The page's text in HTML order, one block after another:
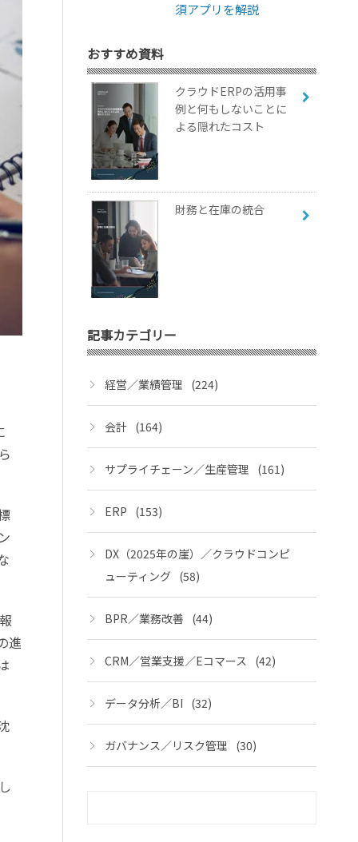
進
須アプリを解説
おすすめ資料
クラウドERPの活用事
例と何もしないことに
よる隠れたコスト
財務と在庫の統合
記事カテゴリー
経営／業績管理 (224)
会計 (164)
サプライチェーン／生産管理 (161)
ERP (153)
DX（2025年の崖）／クラウドコンピ
ューティング (58)
BPR／業務改善 (44)
CRM／営業支援／Eコマース (42)
データ分析／BI (32)
ガバナンス／リスク管理 (30)